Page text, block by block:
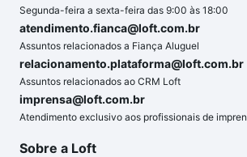
Segunda-feira a sexta-feira das 9:00 às 18:00
atendimento.fianca@loft.com.br
Assuntos relacionados a Fiança Aluguel
relacionamento.plataforma@loft.com.br
Assuntos relacionados ao CRM Loft
imprensa@loft.com.br
Atendimento exclusivo aos profissionais de
Sobre a Loft